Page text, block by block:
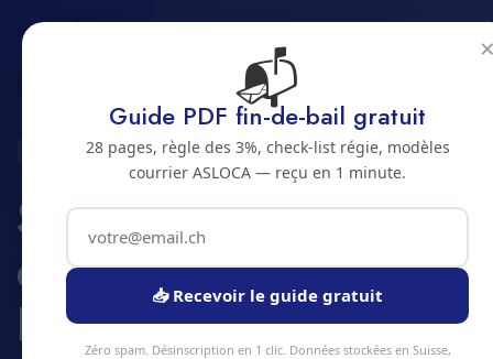
Surveillance qualite de l'air
Bienne
2500 · JURA BERNOIS
Surveillance qualite
de l'air interieur a
Bienne
📬
Guide PDF fin-de-bail gratuit
28 pages, règle des 3%, check-list régie, modèles
courrier ASLOCA — reçu en 1 minute.
📥 Recevoir le guide gratuit
Zéro spam. Désinscription en 1 clic. Données stockées en Suisse,